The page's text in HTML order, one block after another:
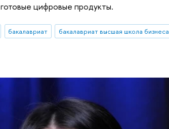
цифровые продукты.
бакалавриат бакалавриат высшая школа бизнеса